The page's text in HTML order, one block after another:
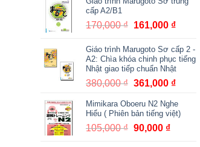
là:
tại
67,000 ₫.
cấp A2/B1
170,000₫ Giá
là:
170,000 ₫.
161,000 ₫Giá
tại
là:
Giáo trình Marugoto Sơ cấp 2 -
A2: Chìa khóa chinh phục tiếng
Nhật giao tiếp chuẩn Nhật
380,000₫ Giá
là:
380,000 ₫.
361,000 ₫Giá
tại
là:
Mimikara Oboeru N2 Nghe
Hiểu ( Phiên bản tiếng việt)
105,000₫ Giá
90,000 ₫Giá